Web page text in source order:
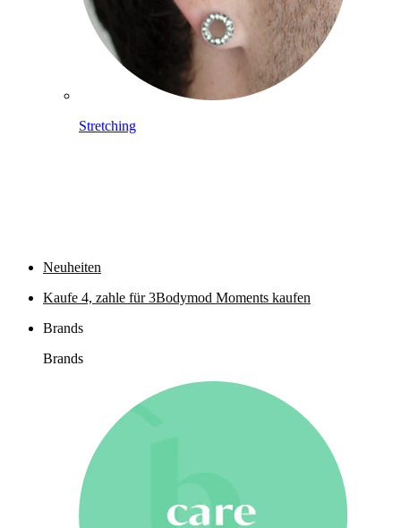
Stretching
Neuheiten
Kaufe 4, zahle für 3Bodymod Moments kaufen
Brands
Brands